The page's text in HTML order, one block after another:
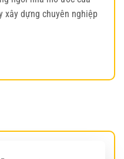
xây dựng chuyên nghiệp